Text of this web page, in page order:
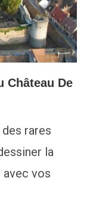
Château De
rares
la
avec vos